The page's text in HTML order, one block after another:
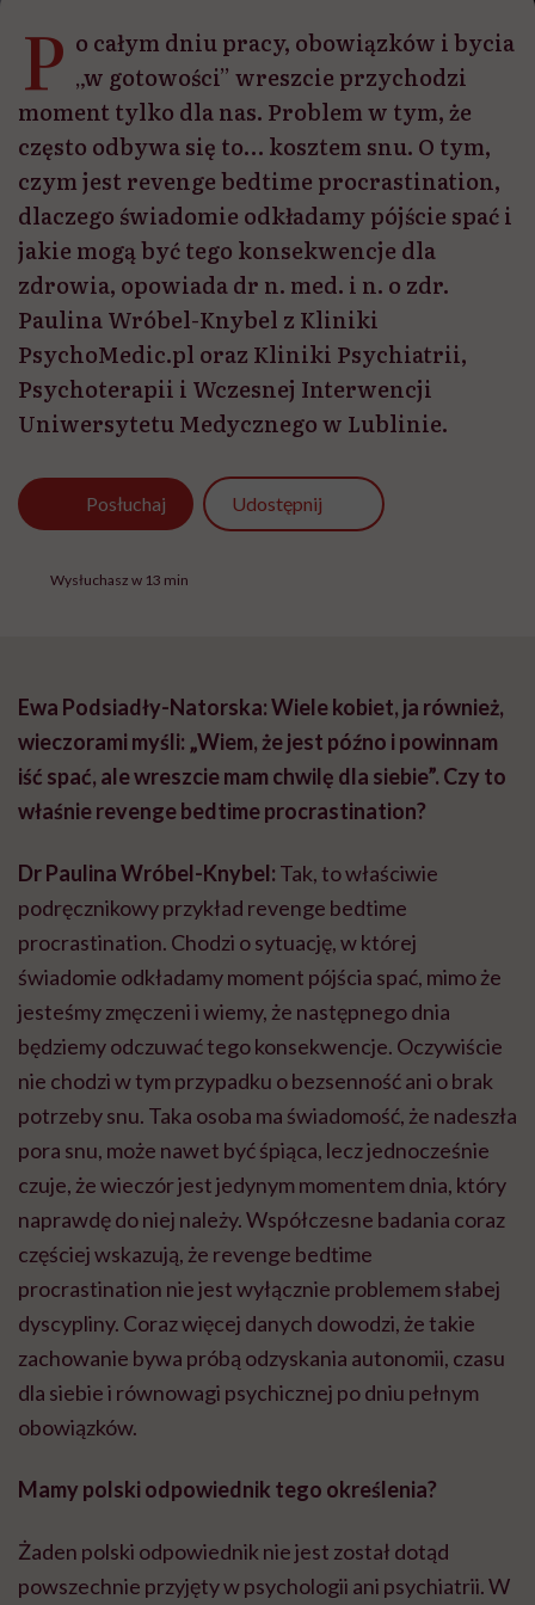
P o całym dniu pracy, obowiązków i bycia
„w gotowości” wreszcie przychodzi
moment tylko dla nas. Problem w tym, że
często odbywa się to… kosztem snu. O tym,
czym jest revenge bedtime procrastination,
dlaczego świadomie odkładamy pójście spać i
jakie mogą być tego konsekwencje dla
zdrowia, opowiada dr n. med. i n. o zdr.
Paulina Wróbel-Knybel z Kliniki
PsychoMedic.pl oraz Kliniki Psychiatrii,
Psychoterapii i Wczesnej Interwencji
Uniwersytetu Medycznego w Lublinie.
Posłuchaj Udostępnij
Wysłuchasz w 13 min
Ewa Podsiadły-Natorska: Wiele kobiet, ja również,
wieczorami myśli: „Wiem, że jest późno i powinnam
iść spać, ale wreszcie mam chwilę dla siebie”. Czy to
właśnie revenge bedtime procrastination?
Dr Paulina Wróbel-Knybel: Tak, to właściwie
podręcznikowy przykład revenge bedtime
procrastination. Chodzi o sytuację, w której
świadomie odkładamy moment pójścia spać, mimo że
jesteśmy zmęczeni i wiemy, że następnego dnia
będziemy odczuwać tego konsekwencje. Oczywiście
nie chodzi w tym przypadku o bezsenność ani o brak
potrzeby snu. Taka osoba ma świadomość, że nadeszła
pora snu, może nawet być śpiąca, lecz jednocześnie
czuje, że wieczór jest jedynym momentem dnia, który
naprawdę do niej należy. Współczesne badania coraz
częściej wskazują, że revenge bedtime
procrastination nie jest wyłącznie problemem słabej
dyscypliny. Coraz więcej danych dowodzi, że takie
zachowanie bywa próbą odzyskania autonomii, czasu
dla siebie i równowagi psychicznej po dniu pełnym
obowiązków.
Mamy polski odpowiednik tego określenia?
Żaden polski odpowiednik nie jest został dotąd
powszechnie przyjęty w psychologii ani psychiatrii. W